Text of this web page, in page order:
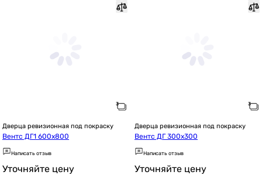
Дверца ревизионная под покраску
Вентс ДГ1 600х800
Написать отзыв
Уточняйте цену
Дверца ревизионная под покраску
Вентс ДГ 300х300
Написать отзыв
Уточняйте цену